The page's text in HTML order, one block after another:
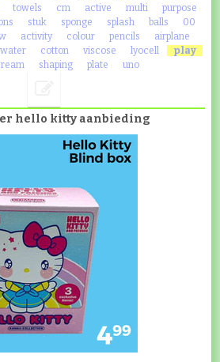
towels cm active multi
purpose
stuk sponge splash balls
00
activity colour pencils
airplane
water cotton viscose lyocell
play
shaping plate uno
hello kitty aanbieding